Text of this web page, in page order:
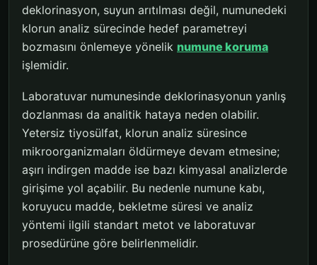
deklorinasyon, suyun arıtılması değil, numunedeki
klorun analiz sürecinde hedef parametreyi
bozmasını önlemeye yönelik numune koruma
işlemidir.
Laboratuvar numunesinde deklorinasyonun yanlış
dozlanması da analitik hataya neden olabilir.
Yetersiz tiyosülfat, klorun analiz süresince
mikroorganizmaları öldürmeye devam etmesine;
aşırı indirgen madde ise bazı kimyasal analizlerde
girişime yol açabilir. Bu nedenle numune kabı,
koruyucu madde, bekletme süresi ve analiz
yöntemi ilgili standart metot ve laboratuvar
prosedürüne göre belirlenmelidir.